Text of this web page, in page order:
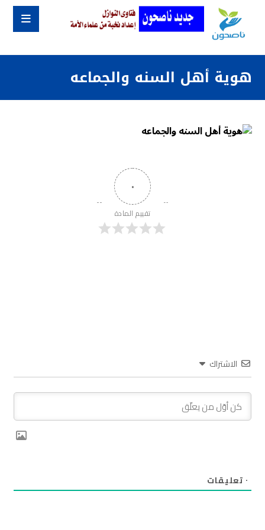
هوية أهل السنه والجماعه
٠
تقييم المادة
الاشتراك
٠ تعليقات